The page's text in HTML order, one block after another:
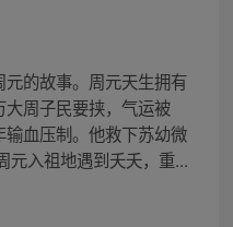
元的故事。周元天生拥有
周子民要挟，气运被
血压制。他救下苏幼微
元入祖地遇到夭夭，重...